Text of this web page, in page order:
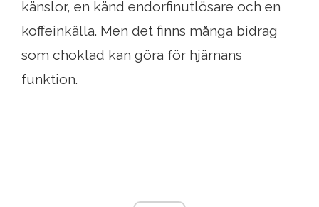
känslor, en känd endorfinutlösare och en
koffeinkälla. Men det finns många bidrag
som choklad kan göra för hjärnans
funktion.